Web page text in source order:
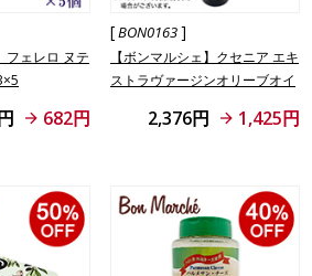
フェレロ ヌテ
682円
[BON0163]
【ボンマルシェ】クセニア エキ
ストラヴァージンオリーブオイ
2,376円 1,425円